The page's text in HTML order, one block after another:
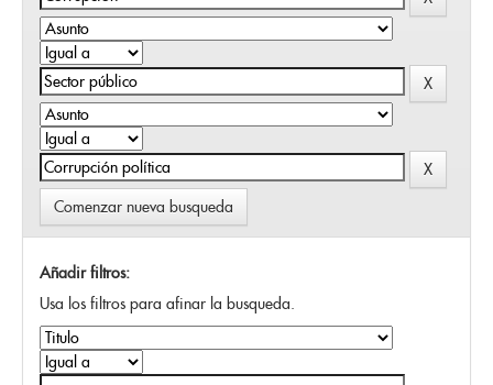
Comenzar nueva busqueda
Añadir filtros:
Usa los filtros para afinar la busqueda.